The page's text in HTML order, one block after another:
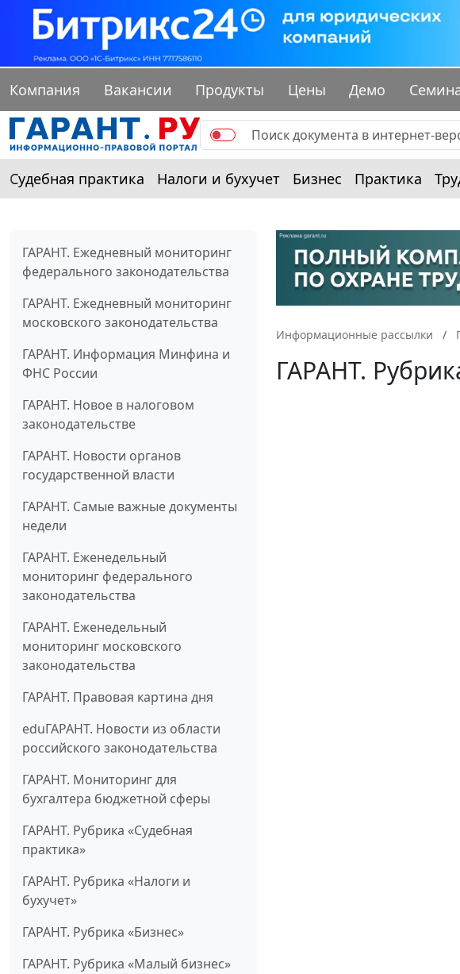
Компания Вакансии Продукты Цены Демо
Судебная практика Налоги и бухучет Бизнес Практика
ГАРАНТ. Ежедневный мониторинг
федерального законодательства
ГАРАНТ. Ежедневный мониторинг
московского законодательства
ГАРАНТ. Информация Минфина и
ФНС России
ГАРАНТ. Новое в налоговом
законодательстве
ГАРАНТ. Новости органов
государственной власти
ГАРАНТ. Самые важные документы
недели
ГАРАНТ. Еженедельный
мониторинг федерального
законодательства
ГАРАНТ. Еженедельный
мониторинг московского
законодательства
ГАРАНТ. Правовая картина дня
eduГАРАНТ. Новости из области
российского законодательства
ГАРАНТ. Мониторинг для
бухгалтера бюджетной сферы
ГАРАНТ. Рубрика «Судебная
практика»
ГАРАНТ. Рубрика «Налоги и
бухучет»
ГАРАНТ. Рубрика «Бизнес»
ГАРАНТ. Рубрика «Малый бизнес»
Информационные рассылки
ГАРАНТ.